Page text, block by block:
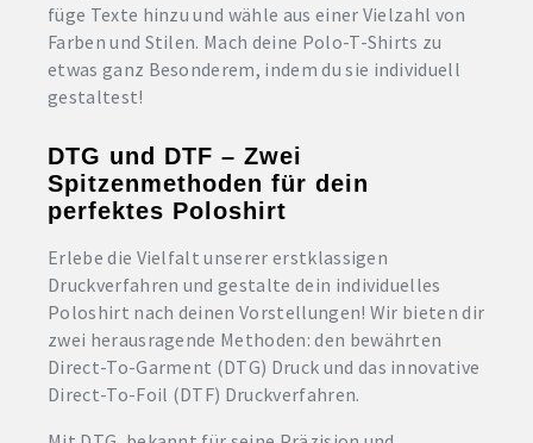
füge Texte hinzu und wähle aus einer Vielzahl von
Farben und Stilen. Mach deine Polo-T-Shirts zu
etwas ganz Besonderem, indem du sie individuell
gestaltest!
DTG und DTF – Zwei
Spitzenmethoden für dein
perfektes Poloshirt
Erlebe die Vielfalt unserer erstklassigen
Druckverfahren und gestalte dein individuelles
Poloshirt nach deinen Vorstellungen! Wir bieten dir
zwei herausragende Methoden: den bewährten
Direct-To-Garment (DTG) Druck und das innovative
Direct-To-Foil (DTF) Druckverfahren.